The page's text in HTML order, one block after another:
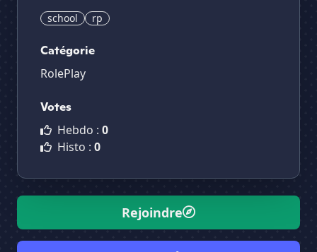
school rp
Catégorie
RolePlay
Votes
Hebdo : 0
Histo : 0
Rejoindre